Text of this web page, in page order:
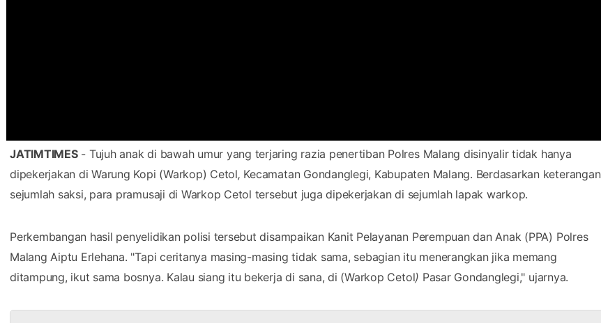
JATIMTIMES- Tujuh anak di bawah umur yang terjaring razia penertiban Polres Malang disinyalir tidak hanya
dipekerjakan di Warung Kopi (Warkop) Cetol, Kecamatan Gondanglegi, Kabupaten Malang. Berdasarkan keterangan
sejumlah saksi, para pramusaji di Warkop Cetol tersebut juga dipekerjakan di sejumlah lapak warkop.
Perkembangan hasil penyelidikan polisi tersebut disampaikan Kanit Pelayanan Perempuan dan Anak (PPA) Polres
Malang Aiptu Erlehana. "Tapi ceritanya masing-masing tidak sama, sebagian itu menerangkan jika memang
ditampung, ikut sama bosnya. Kalau siang itu bekerja di sana, di (Warkop Cetol) Pasar Gondanglegi," ujarnya.